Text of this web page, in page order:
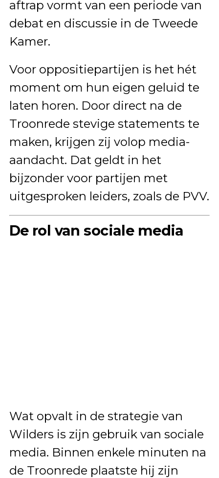
aftrap vormt van een periode van
debat en discussie in de Tweede
Kamer.
Voor oppositiepartijen is het hét
moment om hun eigen geluid te
laten horen. Door direct na de
Troonrede stevige statements te
maken, krijgen zij volop media-
aandacht. Dat geldt in het
bijzonder voor partijen met
uitgesproken leiders, zoals de PVV.
De rol van sociale media
Wat opvalt in de strategie van
Wilders is zijn gebruik van sociale
media. Binnen enkele minuten na
de Troonrede plaatste hij zijn